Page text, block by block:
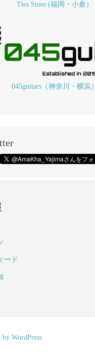
Ties Store (福岡・小倉）
045guitars（神奈川・横浜）
ード
WordPress